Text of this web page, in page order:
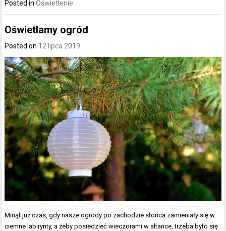
Posted inOświetlenie
Oświetlamy ogród
Posted on 12 lipca 2019
Minął już czas, gdy nasze ogrody po zachodzie słońca zamieniały się w
ciemne labirynty, a żeby posiedzieć wieczorami w altance, trzeba było się